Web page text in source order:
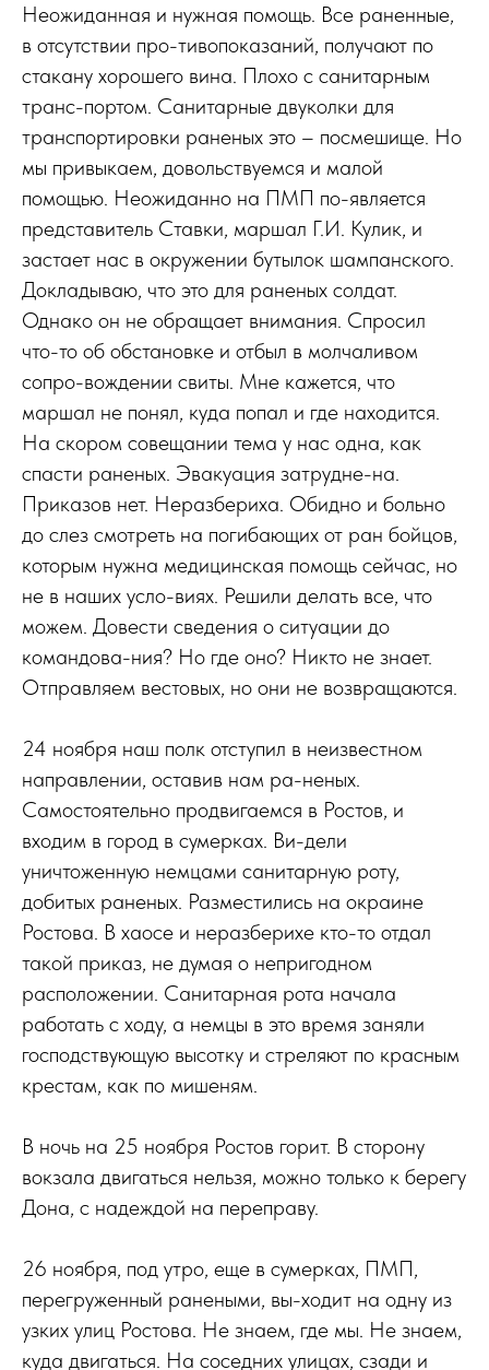
Неожиданная и нужная помощь. Все раненные,
в отсутствии про-тивопоказаний, получают по
стакану хорошего вина. Плохо с санитарным
транс-портом. Санитарные двуколки для
транспортировки раненых это – посмешище. Но
мы привыкаем, довольствуемся и малой
помощью. Неожиданно на ПМП по-является
представитель Ставки, маршал Г.И. Кулик, и
застает нас в окружении бутылок шампанского.
Докладываю, что это для раненых солдат.
Однако он не обращает внимания. Спросил
что-то об обстановке и отбыл в молчаливом
сопро-вождении свиты. Мне кажется, что
маршал не понял, куда попал и где находится.
На скором совещании тема у нас одна, как
спасти раненых. Эвакуация затрудне-на.
Приказов нет. Неразбериха. Обидно и больно
до слез смотреть на погибающих от ран бойцов,
которым нужна медицинская помощь сейчас, но
не в наших усло-виях. Решили делать все, что
можем. Довести сведения о ситуации до
командова-ния? Но где оно? Никто не знает.
Отправляем вестовых, но они не возвращаются.
24 ноября наш полк отступил в неизвестном
направлении, оставив нам ра-неных.
Самостоятельно продвигаемся в Ростов, и
входим в город в сумерках. Ви-дели
уничтоженную немцами санитарную роту,
добитых раненых. Разместились на окраине
Ростова. В хаосе и неразберихе кто-то отдал
такой приказ, не думая о непригодном
расположении. Санитарная рота начала
работать с ходу, а немцы в это время заняли
господствующую высотку и стреляют по красным
крестам, как по мишеням.
В ночь на 25 ноября Ростов горит. В сторону
вокзала двигаться нельзя, можно только к берегу
Дона, с надеждой на переправу.
26 ноября, под утро, еще в сумерках, ПМП,
перегруженный ранеными, вы-ходит на одну из
узких улиц Ростова. Не знаем, где мы. Не знаем,
куда двигаться. На соседних улицах, сзади и